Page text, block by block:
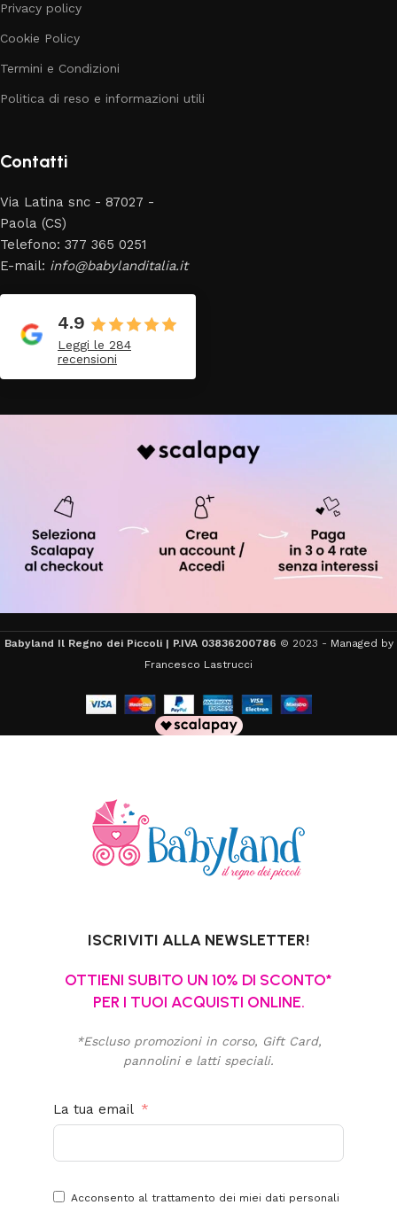
Privacy policy
Cookie Policy
Termini e Condizioni
Politica di reso e informazioni utili
Contatti
Via Latina snc - 87027 -
Paola (CS)
Telefono: 377 365 0251
E-mail: info@babylanditalia.it
4.9
Leggi le 284
recensioni
Babyland Il Regno dei Piccoli | P.IVA 03836200786 © 2023 - Managed by
Francesco Lastrucci
ISCRIVITI ALLA NEWSLETTER!
OTTIENI SUBITO UN 10% DI SCONTO*
PER I TUOI ACQUISTI ONLINE.
*Escluso promozioni in corso, Gift Card,
pannolini e latti speciali.
La tua email
Acconsento al trattamento dei miei dati personali